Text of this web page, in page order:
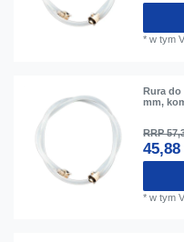
*w tym
Rura
mm,
RRP
45,88
*w tym